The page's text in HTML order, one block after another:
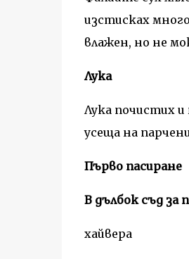
изстисках
влажен, но не
Лука
Лука почистих и
усеща на
Първо пасиране
В дълбок съд за
хайвера